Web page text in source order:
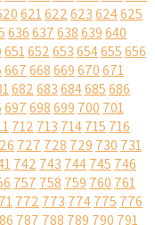
621622623624625
636637638639640
651652653654655656
667668669670671
682683684685686
697698699 700 701
712 713 714715 716
727 728 729 730 731
742 743 744745 746
757 758 759 760 761
772 773 774775 776
787 788 789 790 791